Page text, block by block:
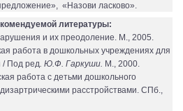
«Назови ласково».
литературы:
и их преодоление. М., 2005.
работа в дошкольных учреждениях для
/ Под ред. Ю.Ф. Гаркуши. М., 2000.
работа с детьми дошкольного
расстройствами. СПб.,